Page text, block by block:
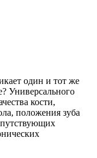
один и тот же
Универсального
кости,
положения зуба